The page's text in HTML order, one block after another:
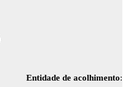
Entidade de acolhimento: